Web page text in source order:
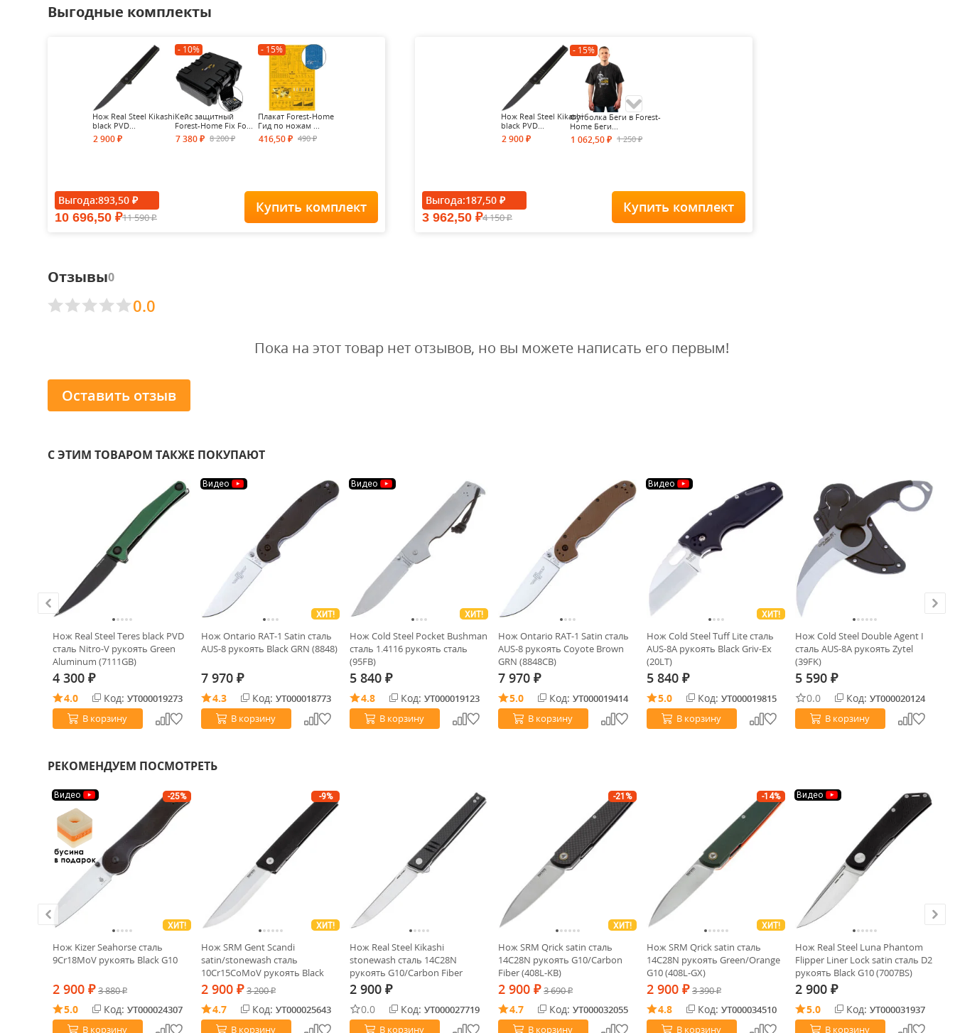
Выгодные комплекты
Нож Real Steel Kikashi
black PVD...
2 900 ₽
- 10%
Кейс защитный
Forest-Home Fix Fo...
7 380₽ 8 200₽
- 15%
Плакат Forest-Home
Гид по ножам ...
416,50 ₽ 490₽
Выгода:893,50 ₽
10 696,50 ₽11 590₽
Купить комплект
Нож Real Steel Kikashi
black PVD...
2 900 ₽
- 15%
Футболка Беги в Forest-
Home Беги...
1 062,50 ₽ 1 250₽
Футболка Forest-Home Staff
Выгода:187,50 ₽
3 962,50 ₽4 150₽
Купить комплект
Отзывы0
0.0
Пока на этот товар нет отзывов, но вы можете написать его первым!
Оставить отзыв
С ЭТИМ ТОВАРОМ ТАКЖЕ ПОКУПАЮТ
Нож Real Steel Teres black PVD
сталь Nitro-V рукоять Green
Aluminum (7111GB)
4 300 ₽
4.0 Код: УТ000019273
В корзину
Видео
ХИТ!
Нож Ontario RAT-1 Satin сталь
AUS-8 рукоять Black GRN (8848)
7 970 ₽
4.3 Код: УТ000018773
В корзину
Видео
ХИТ!
Нож Cold Steel Pocket Bushman
сталь 1.4116 рукоять сталь
(95FB)
5 840 ₽
4.8 Код: УТ000019123
В корзину
Нож Ontario RAT-1 Satin сталь
AUS-8 рукоять Coyote Brown
GRN (8848CB)
7 970 ₽
5.0 Код: УТ000019414
В корзину
Видео
ХИТ!
Нож Cold Steel Tuff Lite сталь
AUS-8A рукоять Black Griv-Ex
(20LT)
5 840 ₽
5.0 Код: УТ000019815
В корзину
Нож Cold Steel Double Agent I
сталь AUS-8A рукоять Zytel
(39FK)
5 590 ₽
0.0 Код: УТ000020124
В корзину
РЕКОМЕНДУЕМ ПОСМОТРЕТЬ
-25%
Видео
ХИТ!
Нож Kizer Seahorse сталь
9Cr18MoV рукоять Black G10
2 900 ₽ 3 880₽
5.0 Код: УТ000024307
В корзину
-9%
ХИТ!
Нож SRM Gent Scandi
satin/stonewash сталь
10Cr15CoMoV рукоять Black
G10 (401L-GB)
2 900 ₽ 3 200₽
4.7 Код: УТ000025643
В корзину
Нож Real Steel Kikashi
stonewash сталь 14C28N
рукоять G10/Carbon Fiber
(8071CS)
2 900 ₽
0.0 Код: УТ000027719
В корзину
-21%
ХИТ!
Нож SRM Qrick satin сталь
14C28N рукоять G10/Carbon
Fiber (408L-KB)
2 900 ₽ 3 690₽
4.7 Код: УТ000032055
В корзину
-14%
ХИТ!
Нож SRM Qrick satin сталь
14C28N рукоять Green/Orange
G10 (408L-GX)
2 900 ₽ 3 390₽
4.8 Код: УТ000034510
В корзину
Видео
Нож Real Steel Luna Phantom
Flipper Liner Lock satin сталь D2
рукоять Black G10 (7007BS)
2 900 ₽
5.0 Код: УТ000031937
В корзину